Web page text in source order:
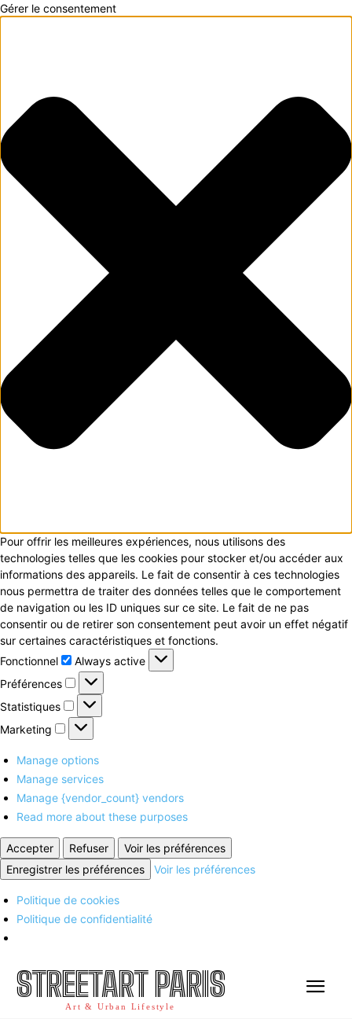
Gérer le consentement
Pour offrir les meilleures expériences, nous utilisons des
technologies telles que les cookies pour stocker et/ou accéder aux
informations des appareils. Le fait de consentir à ces technologies
nous permettra de traiter des données telles que le comportement
de navigation ou les ID uniques sur ce site. Le fait de ne pas
consentir ou de retirer son consentement peut avoir un effet négatif
sur certaines caractéristiques et fonctions.
Fonctionnel
Fonctionnel
Always active
Préférences
Préférences
Statistiques
Statistiques
Marketing
Marketing
Manage options
Manage services
Manage {vendor_count} vendors
Read more about these purposes
Accepter Refuser
Voir les préférences
Enregistrer les préférences
Voir les préférences
Politique de cookies
Politique de confidentialité
STREETART PARIS
Art & Urban Lifestyle